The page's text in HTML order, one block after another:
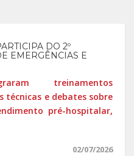
DO 2º
EMERGÊNCIAS E
treinamentos
técnicas e debates sobre
pré-hospitalar,
02/07/2026